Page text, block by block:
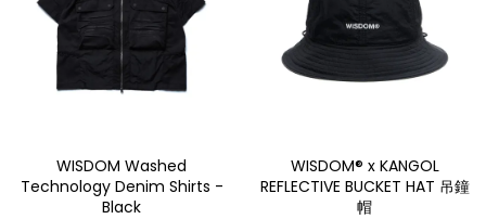
WISDOM Washed
Technology Denim Shirts -
Black
WISDOM® x KANGOL
REFLECTIVE BUCKET HAT 吊鐘
帽